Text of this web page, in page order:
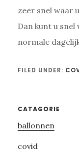
zeer snel waar
Dan kunt u snel
normale
FILED UNDER:
Primary
Sidebar
CATAGORIE
ballonnen
covid